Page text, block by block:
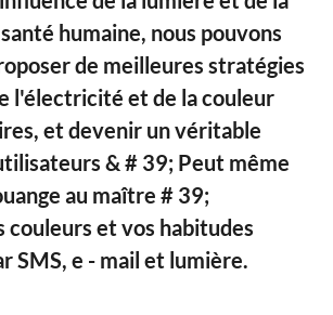
humaine, nous pouvons
de meilleures stratégies
l'électricité et de la couleur
et devenir un véritable
& # 39; Peut même
au maître # 39;
couleurs et vos habitudes
SMS, e - mail et lumière.